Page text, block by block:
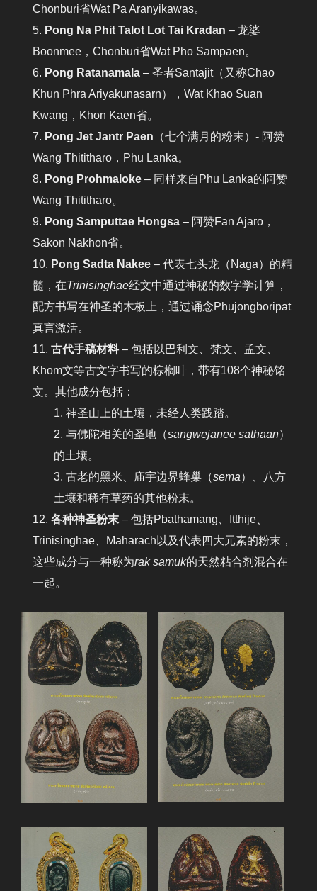
Chonburi省Wat Pa Aranyikawas。
Pong Na Phit Talot Lot Tai Kradan – 龙婆
Boonmee，Chonburi省Wat Pho Sampaen。
Pong Ratanamala – 圣者Santajit（又称Chao
Khun Phra Ariyakunasarn），Wat Khao Suan
Kwang，Khon Kaen省。
Pong Jet Jantr Paen （七个满月的粉末）- 阿赞
Wang Thititharo，Phu Lanka。
Pong Prohmaloke – 同样来自Phu Lanka的阿赞
Wang Thititharo。
Pong Samputtae Hongsa – 阿赞Fan Ajaro，
Sakon Nakhon省。
Pong Sadta Nakee – 代表七头龙（Naga）的精
髓，在Trinisinghae经文中通过神秘的数字学计算，
配方书写在神圣的木板上，通过诵念Phujongboripat
真言激活。
古代手稿材料– 包括以巴利文、梵文、孟文、
Khom文等古文字书写的棕榈叶，带有108个神秘铭
文。其他成分包括：
神圣山上的土壤，未经人类践踏。
与佛陀相关的圣地（sangwejanee sathaan）
的土壤。
古老的黑米、庙宇边界蜂巢（sema）、八方
土壤和稀有草药的其他粉末。
各种神圣粉末 – 包括Pbathamang、Itthije、
Trinisinghae、Maharach以及代表四大元素的粉末，
这些成分与一种称为rak samuk的天然粘合剂混合在
一起。